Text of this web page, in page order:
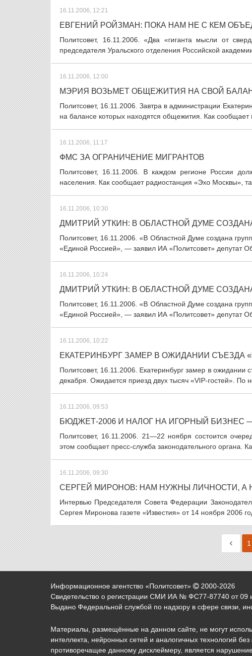
16.11.2006, 12:21
ЕВГЕНИЙ РОЙЗМАН: ПОКА НАМ НЕ С КЕМ
Политсовет, 16.11.2006. «Два «гиганта мысли от
председателя Уральского отделения Российской
16.11.2006, 12:00
МЭРИЯ ВОЗЬМЕТ ОБЩЕЖИТИЯ НА СВОЙ
Политсовет, 16.11.2006. Завтра в администрации
на балансе которых находятся общежития. Как сообщает
16.11.2006, 11:17
ФМС ЗА ОГРАНИЧЕНИЕ МИГРАНТОВ
Политсовет, 16.11.2006. В каждом регионе России
населения. Как сообщает радиостанция «Эхо Москвы»,
16.11.2006, 10:30
ДМИТРИЙ УТКИН: В ОБЛАСТНОЙ ДУМЕ
Политсовет, 16.11.2006. «В Областной Думе создана
«Единой Россией», — заявил ИА «Политсовет» депутат
16.11.2006, 10:24
ДМИТРИЙ УТКИН: В ОБЛАСТНОЙ ДУМЕ
Политсовет, 16.11.2006. «В Областной Думе создана
«Единой Россией», — заявил ИА «Политсовет» депутат
16.11.2006, 10:22
ЕКАТЕРИНБУРГ ЗАМЕР В ОЖИДАНИИ СЪЕЗДА
Политсовет, 16.11.2006. Екатеринбург замер в ожидании
декабря. Ожидается приезд двух тысяч «VIP-гостей».
16.11.2006, 09:53
БЮДЖЕТ-2006 И НАЛОГ НА ИГОРНЫЙ БИЗНЕС
Политсовет, 16.11.2006. 21—22 ноября состоится
этом сообщает пресс-служба законодательного органа.
16.11.2006, 09:30
СЕРГЕЙ МИРОНОВ: НАМ НУЖНЫ ЛИЧНОСТИ, А
Интервью Председателя Совета Федерации
Сергея Миронова газете «Известия» от 14 ноября 2006
1
Информационное агентство «Политсовет» 2000-2026
Свидетельство о регистрации СМИ ИА № ФС77-87740 от 09
Выдано Федеральной службой по надзору в сфере связи,
Материалы, размещённые на данном сайте, не могут
интеллекта, нейронных сетей и аналогичных технологий
противоречащее данному дисклеймеру, является